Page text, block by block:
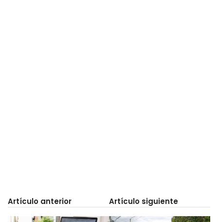
Artículo anterior Artículo siguiente